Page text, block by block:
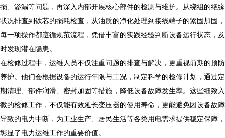
损、渗漏等问题，再深入内部开展核心部件的检测与维护。从绕组的绝缘
状况排查到铁芯的损耗检查，从油质的净化处理到接线端子的紧固加固，
每一项操作都遵循规范流程，凭借丰富的实践经验判断设备运行状态，及
时发现潜在隐患。
在检修过程中，运维人员不仅注重问题的排查与解决，更重视前期的预防
养护。他们会根据设备的运行年限与工况，制定科学的检修计划，通过定
期清理、部件润滑、密封加固等措施，降低设备故障发生率。这些细致入
微的检修工作，不仅能有效延长变压器的使用寿命，更能避免因设备故障
导致的电力中断，为工业生产、居民生活等各类用电需求提供稳定保障，
彰显了电力运维工作的重要价值。